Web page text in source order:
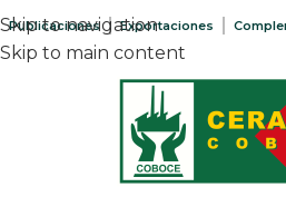
Skip to navigation
Skip to main content
Publicaciones Exportaciones